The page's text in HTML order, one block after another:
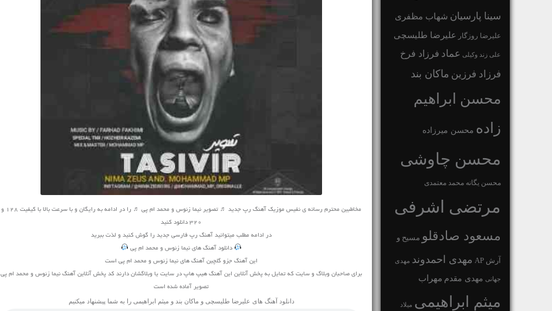
سینا پارسیان شهاب مظفری
علیرضا روزگار علیرضا طلیسچی
علی زند وکیلی عماد فرزاد فرخ
فرزاد فرزین ماکان بند
محسن ابراهیم
زاده محسن میرزاده
محسن چاوشی
محسن یگانه محمد معتمدی
مرتضی اشرفی
مسعود صادقلو مسیح و
آرش AP مهدی احمدوند مهدی
جهانی مهدی مقدم مهراب
میثم ابراهیمی میلاد
مخاطبین محترم رسانه ی نفیس موزیک آهنگ رپ جدید ♬ تصویر نیما زئوس و محمد ام پی ♬ را در ادامه به رایگان و با سرعت بالا با کیفیت 128 و
320 دانلود کنید
در ادامه مطلب میتوانید آهنگ رپ فارسی جدید را گوش کنید و لذت ببرید
دانلود آهنگ های نیما زئوس و محمد ام پی
این آهنگ جزو گلچین آهنگ های نیما زئوس و محمد ام پی است
برای صاحبان وبلاگ و سایت که تمایل به پخش آنلاین این آهنگ هیپ هاپ در سایت یا وبلاگشان دارند کد پخش آنلاین آهنگ نیما زئوس و محمد ام پی
تصویر آماده شده است
دانلود آهنگ های علیرضا طلیسچی و ماکان بند و میثم ابراهیمی را به شما پیشنهاد میکنیم